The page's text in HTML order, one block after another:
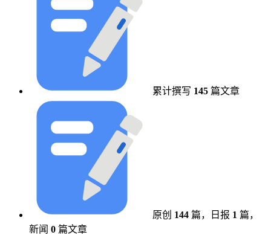
累计撰写 145 篇文章
原创 144 篇， 日报 1 篇，
新闻 0 篇文章